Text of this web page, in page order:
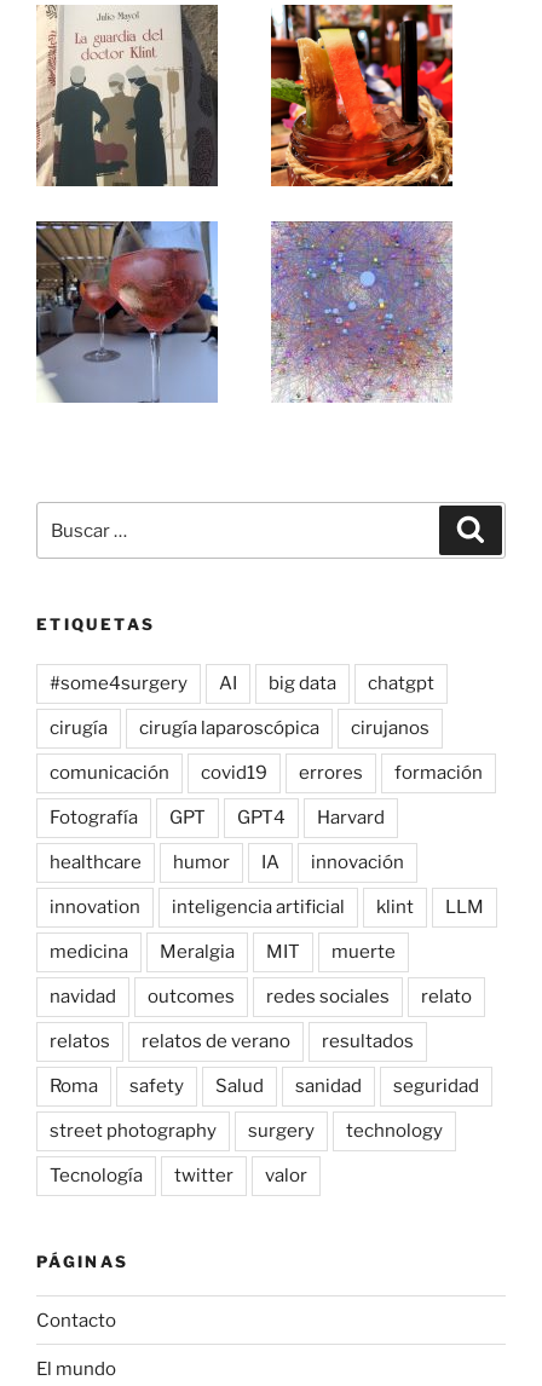
por:
ETIQUETAS
#some4surgery AI big data chatgpt
cirugía cirugía laparoscópica cirujanos
comunicación covid19 errores formación
Fotografía GPT GPT4 Harvard
healthcare humor IA innovación
innovation inteligencia artificial klint LLM
medicina Meralgia MIT muerte
navidad outcomes redes sociales relato
relatos relatos de verano resultados
Roma safety Salud sanidad seguridad
street photography surgery technology
Tecnología twitter valor
PÁGINAS
Contacto
El mundo